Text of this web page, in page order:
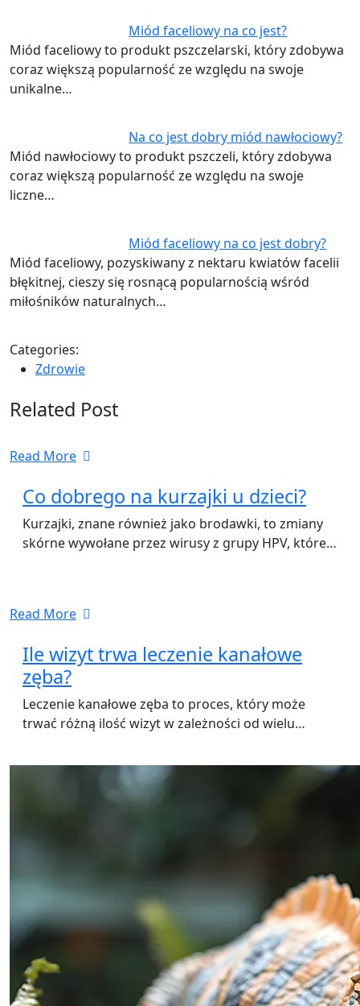
Miód faceliowy na co jest?
Miód faceliowy to produkt pszczelarski, który zdobywa
coraz większą popularność ze względu na swoje
unikalne…
Na co jest dobry miód nawłociowy?
Miód nawłociowy to produkt pszczeli, który zdobywa
coraz większą popularność ze względu na swoje
liczne…
Miód faceliowy na co jest dobry?
Miód faceliowy, pozyskiwany z nektaru kwiatów facelii
błękitnej, cieszy się rosnącą popularnością wśród
miłośników naturalnych…
Categories:
Zdrowie
Related Post
Read More
Co dobrego na kurzajki u dzieci?
Kurzajki, znane również jako brodawki, to zmiany
skórne wywołane przez wirusy z grupy HPV, które…
Read More
Ile wizyt trwa leczenie kanałowe
zęba?
Leczenie kanałowe zęba to proces, który może
trwać różną ilość wizyt w zależności od wielu…